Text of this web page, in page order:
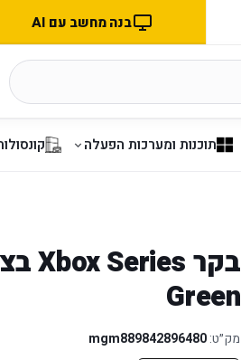
בנה מחשב עם AI
תוכנות ומערכות הפעלה
Green
מק״ט:mgm889842896480